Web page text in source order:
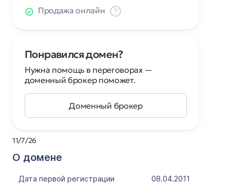
11/7/26
О домене
Дата первой регистрации
08.04.2011
Продажа онлайн
Понравился домен?
Нужна помощь в переговорах —
доменный брокер поможет.
Доменный брокер